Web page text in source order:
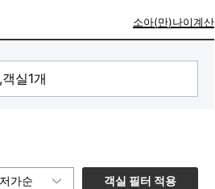
소아(만)나이계산
가순 객실 필터 적용